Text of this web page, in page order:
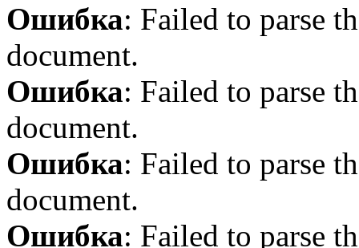
Ошибка: Failed to parse
document.
Ошибка: Failed to parse
document.
Ошибка: Failed to parse
document.
Ошибка: Failed to parse